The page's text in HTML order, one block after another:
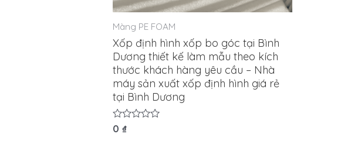
Màng PE FOAM
Xốp định hình xốp bo góc tại Bình
Dương thiết kế làm mẫu theo kích
thước khách hàng yêu cầu – Nhà
máy sản xuất xốp định hình giá rẻ
tại Bình Dương
Được
0₫